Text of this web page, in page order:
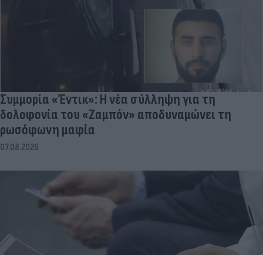
Συμμορία «Έντικ»: Η νέα σύλληψη για τη
δολοφονία του «Ζαμπόν» αποδυναμώνει τη
ρωσόφωνη μαφία
07.08.2026